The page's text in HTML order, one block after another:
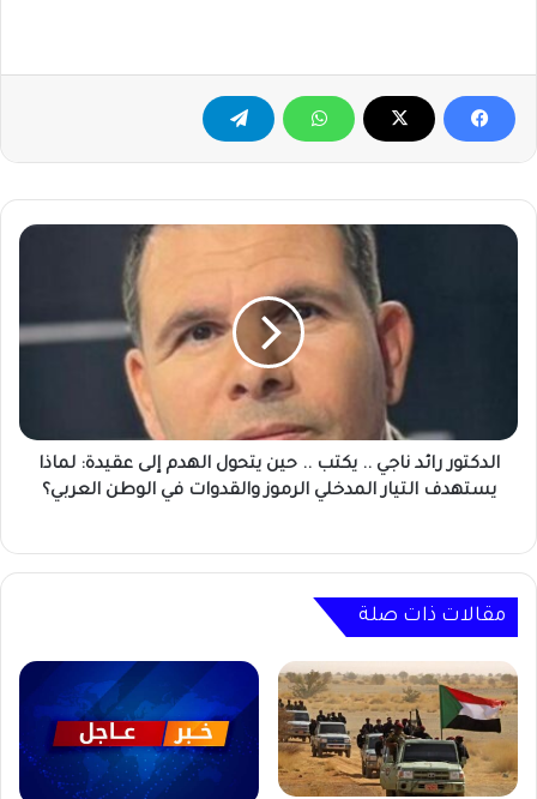
الدكتور
الهدم
عقيدة:
الرموز
والقدوات
في
الوطن
العربي؟
الدكتور رائد ناجي .. يكتب .. حين يتحول الهدم إلى عقيدة: لماذا
يستهدف التيار المدخلي الرموز والقدوات في الوطن العربي؟
مقالات ذات صلة